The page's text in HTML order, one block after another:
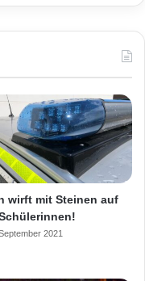
wirft mit Steinen auf
2021